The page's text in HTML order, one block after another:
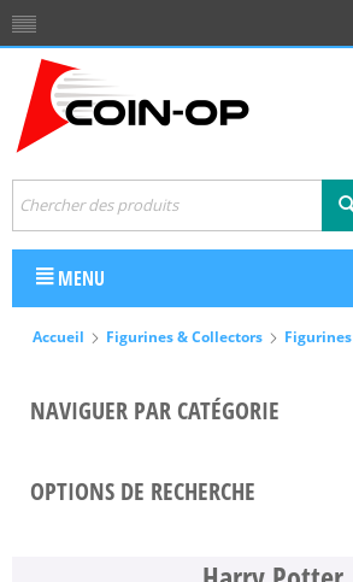
MENU
Accueil Figurines & Collectors Figurines
NAVIGUER PAR CATÉGORIE
OPTIONS DE RECHERCHE